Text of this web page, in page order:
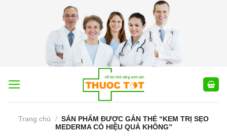
Trang chủ / SẢN PHẨM ĐƯỢC GẮN THẺ “KEM TRỊ SẸO
MEDERMA CÓ HIỆU QUẢ KHÔNG”